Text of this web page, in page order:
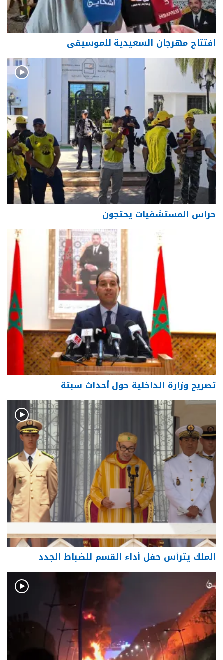
افتتاح مهرجان السعيدية للموسيقى
حراس المستشفيات يحتجون
تصريح وزارة الداخلية حول أحداث سبتة
الملك يترأس حفل أداء القسم للضباط الجدد